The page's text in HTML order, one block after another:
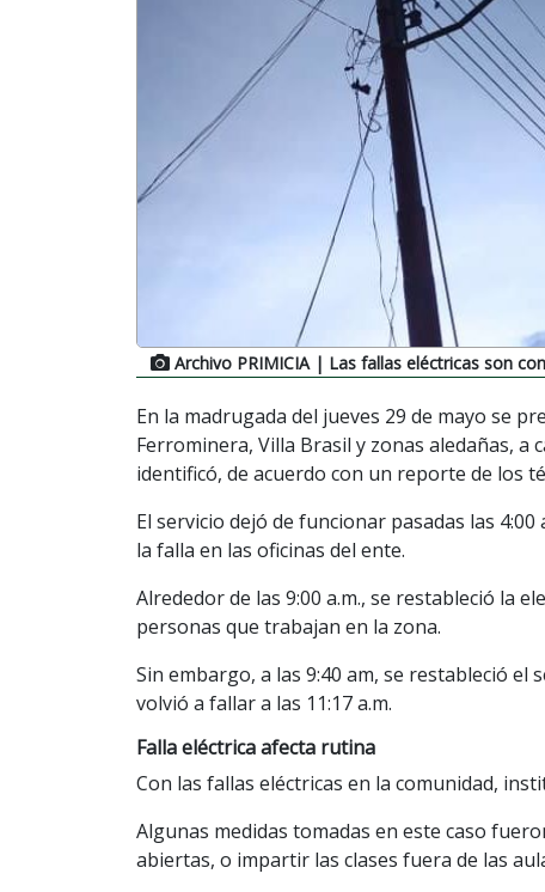
Archivo PRIMICIA| Las fallas eléctricas son
En la madrugada del jueves 29 de mayo se
Ferrominera, Villa Brasil y zonas aledañas, a
identificó, de acuerdo con un reporte de los
El servicio dejó de funcionar pasadas las
la falla en las oficinas del ente.
Alrededor de las 9:00 a.m., se restableció la
personas que trabajan en la zona.
Sin embargo, a las 9:40 am, se restableció
volvió a fallar a las 11:17 a.m.
Falla eléctrica afecta rutina
Con las fallas eléctricas en la comunidad,
Algunas medidas tomadas en este caso
abiertas, o impartir las clases fuera de las